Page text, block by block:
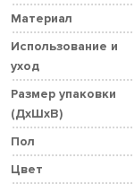
Материал
Использование и
уход
Размер упаковки
(ДхШхВ)
Пол
Цвет